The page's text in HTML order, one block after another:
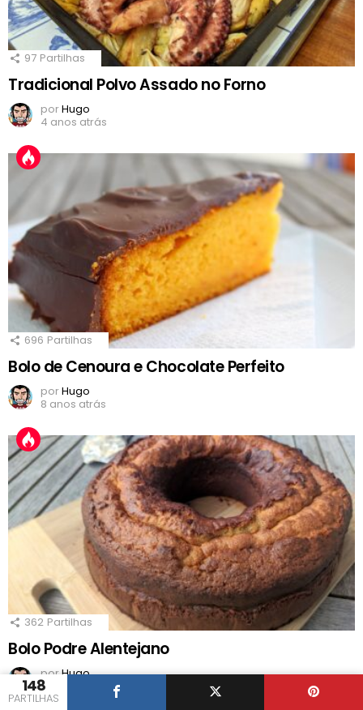
148
PARTILHAS
97 Partilhas
Tradicional Polvo Assado no Forno
porHugo
4 anos atrás
696 Partilhas
Bolo de Cenoura e Chocolate Perfeito
porHugo
8 anos atrás
362 Partilhas
Bolo Podre Alentejano
porHugo
6 anos atrás